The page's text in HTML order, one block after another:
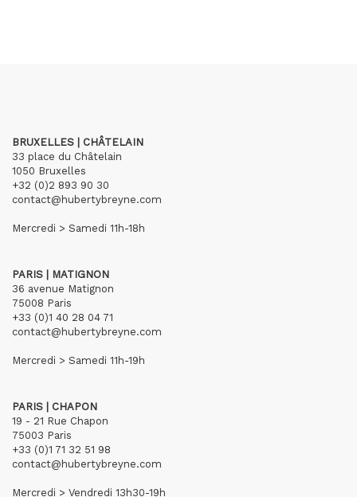
BRUXELLES | CHÂTELAIN
33 place du Châtelain
1050 Bruxelles
+32 (0)2 893 90 30
contact@hubertybreyne.com
Mercredi > Samedi 11h-18h
PARIS | MATIGNON
36 avenue Matignon
75008 Paris
+33 (0)1 40 28 04 71
contact@hubertybreyne.com
Mercredi > Samedi 11h-19h
PARIS | CHAPON
19 - 21 Rue Chapon
75003 Paris
+33 (0)1 71 32 51 98
contact@hubertybreyne.com
Mercredi > Vendredi 13h30-19h